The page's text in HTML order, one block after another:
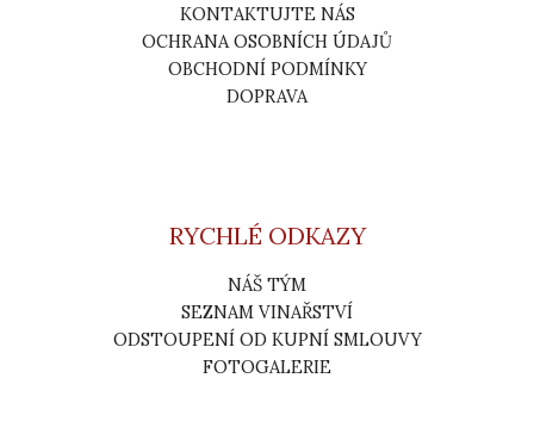
KONTAKTUJTE NÁS
OCHRANA OSOBNÍCH ÚDAJŮ
OBCHODNÍ PODMÍNKY
DOPRAVA
RYCHLÉ ODKAZY
NÁŠ TÝM
SEZNAM VINAŘSTVÍ
ODSTOUPENÍ OD KUPNÍ SMLOUVY
FOTOGALERIE